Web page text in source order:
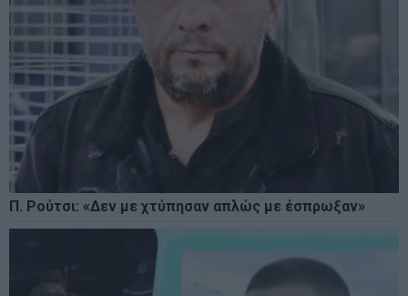
Π. Ρούτσι: «Δεν με χτύπησαν απλώς με έσπρωξαν»